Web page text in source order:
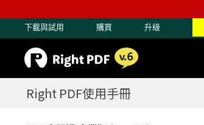
下載與試用 購買 升級
Right PDF使用手冊